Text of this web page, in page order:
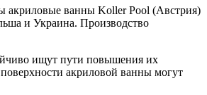
акриловые ванны Koller Pool (Австрия)
и Украина. Производство
ищут пути повышения их
поверхности акриловой ванны могут